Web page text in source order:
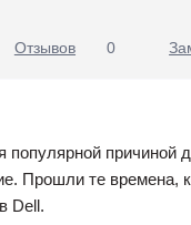
Отзывов 0
популярной
Прошли те
Dell.